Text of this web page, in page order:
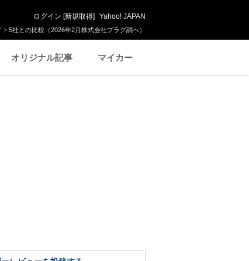
5社との比較（2026年2月株式会社プラグ調べ）
ログイン [新規取得] Yahoo! JAPAN
オリジナル記事 マイカー